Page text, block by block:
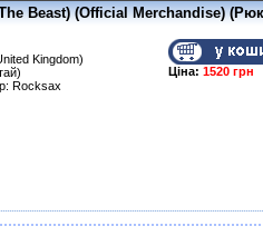
Beast) (Official Merchandise)
Ціна: 1520 грн
Kingdom)
Rocksax